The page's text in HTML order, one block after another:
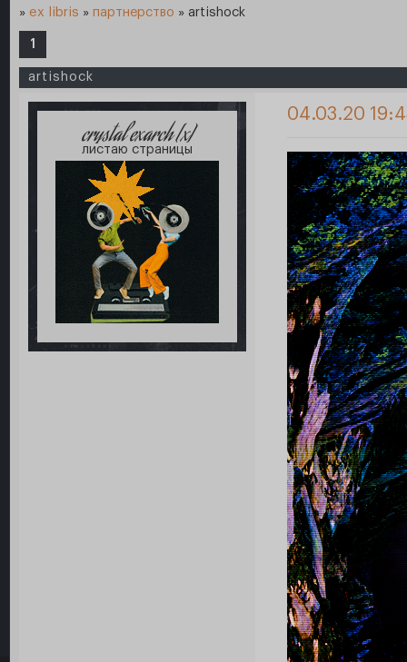
» ex libris » партнерство » artishock
1
artishock
crystal exarch [x]
листаю страницы
04.03.20